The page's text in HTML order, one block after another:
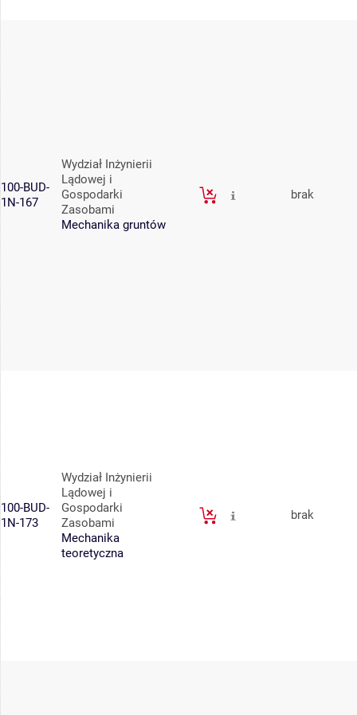
100-BUD-
1N-167
Wydział Inżynierii
Lądowej i
Gospodarki
Zasobami
Mechanika gruntów
brak
100-BUD-
1N-173
Wydział Inżynierii
Lądowej i
Gospodarki
Zasobami
Mechanika
teoretyczna
brak